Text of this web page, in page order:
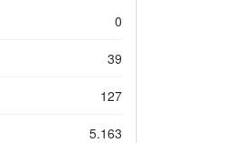
0
39
127
5.163